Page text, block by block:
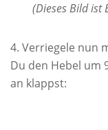
(Dieses Bild ist
Verriegele nun
Du den Hebel um
an klappst: